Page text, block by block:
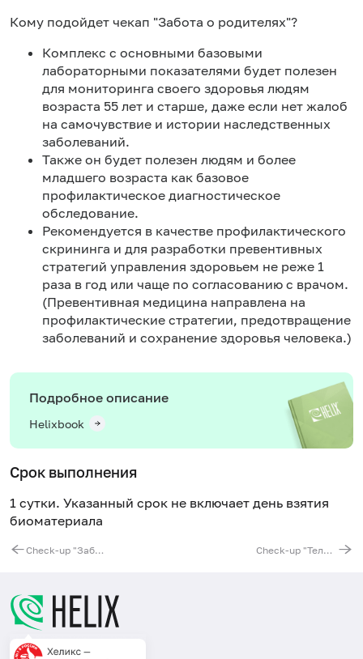
Кому подойдет чекап "Забота о родителях"?
Комплекс с основными базовыми
лабораторными показателями будет полезен
для мониторинга своего здоровья людям
возраста 55 лет и старше, даже если нет жалоб
на самочувствие и истории наследственных
заболеваний.
Также он будет полезен людям и более
младшего возраста как базовое
профилактическое диагностическое
обследование.
Рекомендуется в качестве профилактического
скрининга и для разработки превентивных
стратегий управления здоровьем не реже 1
раза в год или чаще по согласованию с врачом.
(Превентивная медицина направлена на
профилактические стратегии, предотвращение
заболеваний и сохранение здоровья человека.)
Подробное описание
Helixbook
Срок выполнения
1 сутки. Указанный срок не включает день взятия
биоматериала
Check-up "Забота о любимых" Check-up "Тело похудело"